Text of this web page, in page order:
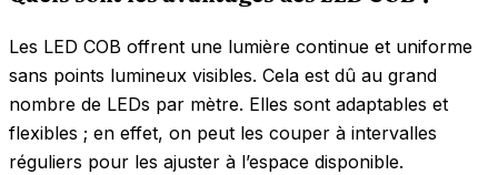
Les LED COB offrent une lumière continue et uniforme
sans points lumineux visibles. Cela est dû au grand
nombre de LEDs par mètre. Elles sont adaptables et
flexibles ; en effet, on peut les couper à intervalles
réguliers pour les ajuster à l’espace disponible.